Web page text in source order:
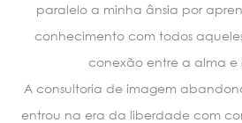
paralelo a minha ânsia por
conhecimento com todos
conexão entre a alma e
A consultoria de imagem
entrou na era da liberdade com